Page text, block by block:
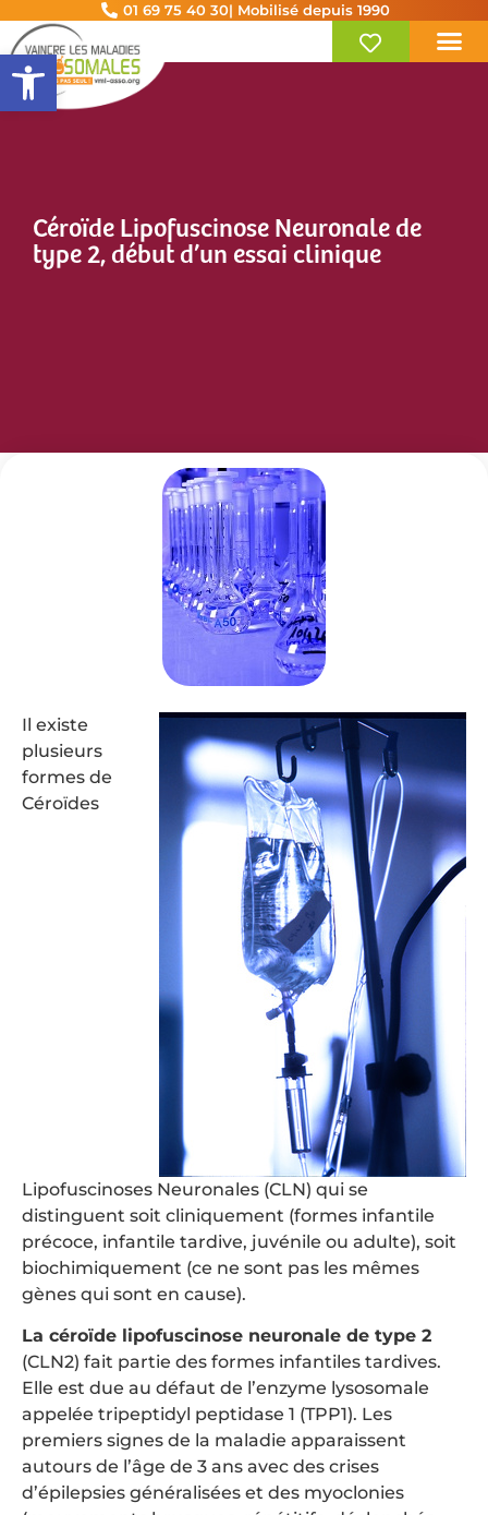
Ouvrir la barre d’outils
01 69 75 40 30| Mobilisé depuis 1990
Céroïde Lipofuscinose Neuronale de
type 2, début d’un essai clinique
Il existe
plusieurs
formes de
Céroïdes
Lipofuscinoses Neuronales (CLN) qui se
distinguent soit cliniquement (formes infantile
précoce, infantile tardive, juvénile ou adulte), soit
biochimiquement (ce ne sont pas les mêmes
gènes qui sont en cause).
La céroïde lipofuscinose neuronale de type 2
(CLN2) fait partie des formes infantiles tardives.
Elle est due au défaut de l’enzyme lysosomale
appelée tripeptidyl peptidase 1 (TPP1). Les
premiers signes de la maladie apparaissent
autours de l’âge de 3 ans avec des crises
d’épilepsies généralisées et des myoclonies